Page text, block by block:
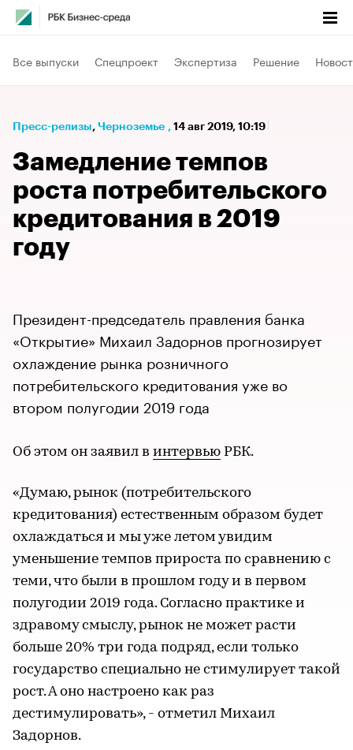
Все выпуски Спецпроект Экспертиза Решение
Пресс-релизы⁠, Черноземье , 14 авг 2019, 10:19
Замедление темпов
роста потребительского
кредитования в 2019
году
Президент-председатель правления банка
«Открытие» Михаил Задорнов прогнозирует
охлаждение рынка розничного
потребительского кредитования уже во
втором полугодии 2019 года
Об этом он заявил в интервью РБК.
«Думаю, рынок (потребительского
кредитования) естественным образом будет
охлаждаться и мы уже летом увидим
уменьшение темпов прироста по сравнению с
теми, что были в прошлом году и в первом
полугодии 2019 года. Согласно практике и
здравому смыслу, рынок не может расти
больше 20% три года подряд, если только
государство специально не стимулирует такой
рост. А оно настроено как раз
дестимулировать», - отметил Михаил
Задорнов.